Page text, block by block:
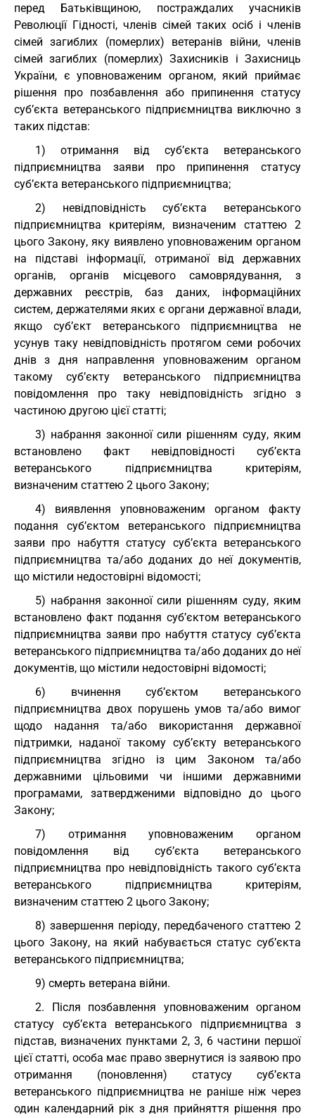
перед Батьківщиною, постраждалих учасників
Революції Гідності, членів сімей таких осіб і членів
сімей загиблих (померлих) ветеранів війни, членів
сімей загиблих (померлих) Захисників і Захисниць
України, є уповноваженим органом, який приймає
рішення про позбавлення або припинення статусу
суб’єкта ветеранського підприємництва виключно з
таких підстав:
1) отримання від суб’єкта ветеранського
підприємництва заяви про припинення статусу
суб’єкта ветеранського підприємництва;
2) невідповідність суб’єкта ветеранського
підприємництва критеріям, визначеним статтею 2
цього Закону, яку виявлено уповноваженим органом
на підставі інформації, отриманої від державних
органів, органів місцевого самоврядування, з
державних реєстрів, баз даних, інформаційних
систем, держателями яких є органи державної влади,
якщо суб’єкт ветеранського підприємництва не
усунув таку невідповідність протягом семи робочих
днів з дня направлення уповноваженим органом
такому суб’єкту ветеранського підприємництва
повідомлення про таку невідповідність згідно з
частиною другою цієї статті;
3) набрання законної сили рішенням суду, яким
встановлено факт невідповідності суб’єкта
ветеранського підприємництва критеріям,
визначеним статтею 2 цього Закону;
4) виявлення уповноваженим органом факту
подання суб’єктом ветеранського підприємництва
заяви про набуття статусу суб’єкта ветеранського
підприємництва та/або доданих до неї документів,
що містили недостовірні відомості;
5) набрання законної сили рішенням суду, яким
встановлено факт подання суб’єктом ветеранського
підприємництва заяви про набуття статусу суб’єкта
ветеранського підприємництва та/або доданих до неї
документів, що містили недостовірні відомості;
6) вчинення суб’єктом ветеранського
підприємництва двох порушень умов та/або вимог
щодо надання та/або використання державної
підтримки, наданої такому суб’єкту ветеранського
підприємництва згідно із цим Законом та/або
державними цільовими чи іншими державними
програмами, затвердженими відповідно до цього
Закону;
7) отримання уповноваженим органом
повідомлення від суб’єкта ветеранського
підприємництва про невідповідність такого суб’єкта
ветеранського підприємництва критеріям,
визначеним статтею 2 цього Закону;
8) завершення періоду, передбаченого статтею 2
цього Закону, на який набувається статус суб’єкта
ветеранського підприємництва;
9) смерть ветерана війни.
2. Після позбавлення уповноваженим органом
статусу суб’єкта ветеранського підприємництва з
підстав, визначених пунктами 2, 3, 6 частини першої
цієї статті, особа має право звернутися із заявою про
отримання (поновлення) статусу суб’єкта
ветеранського підприємництва не раніше ніж через
один календарний рік з дня прийняття рішення про